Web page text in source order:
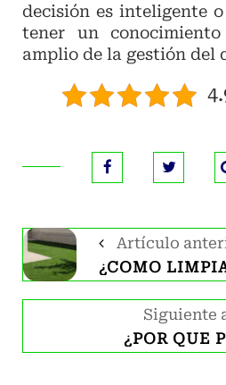
decisión es inteligente
tener un
amplio de la gestión del
Artículo
Siguiente